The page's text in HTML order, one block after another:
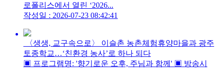
로폴리스에서 열린 ‘2026...
작성일 : 2026-07-23 08:42:41
〈생생, 교구속으로〉 이슬촌 농촌체험휴양마을과 광주
토종학교…‘친환경 농사​​​​​​​’로 하나 되다
▣ 프로그램명: '향기로운 오후, 주님과 함께' ▣ 방송시